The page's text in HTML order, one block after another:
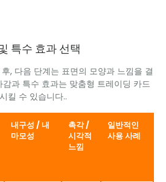
특수 효과 선택
, 다음 단계는 표면의 모양과 느낌을 결
과 특수 효과는 맞춤형 트레이딩 카드
킬 수 있습니다..
내구성 / 내
마모성
촉각 /
시각적
느낌
일반적인
사용 사례